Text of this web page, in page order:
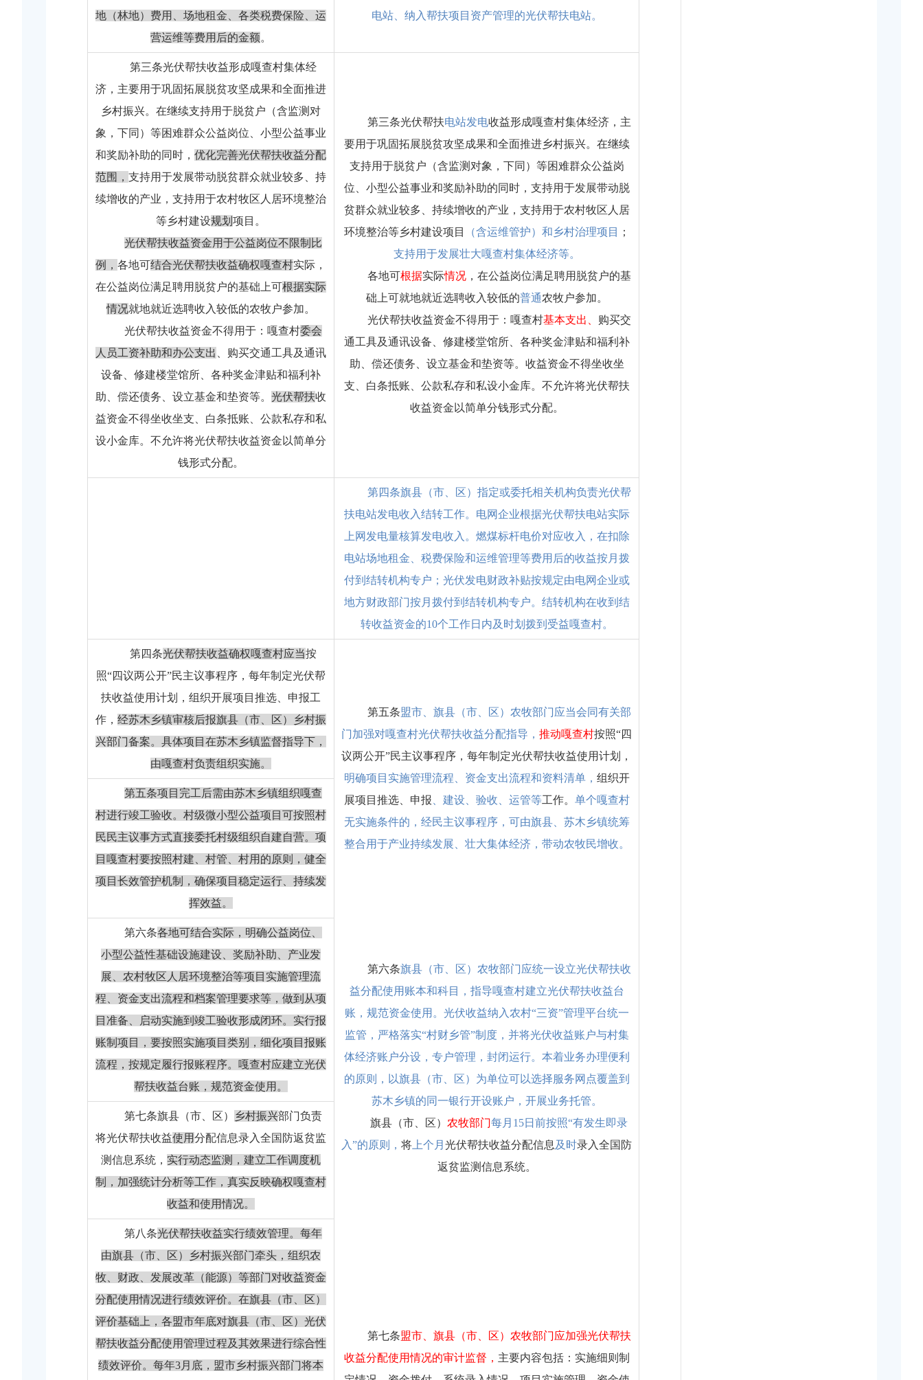
地（林地）费用、场地租金、各类税费保险、运
营运维等费用后的金额。
电站、纳入帮扶项目资产管理的光伏帮扶电站。
第三条光伏帮扶收益形成嘎查村集体经
济，主要用于巩固拓展脱贫攻坚成果和全面推进
乡村振兴。在继续支持用于脱贫户（含监测对
象，下同）等困难群众公益岗位、小型公益事业
和奖励补助的同时， 优化完善光伏帮扶收益分配
范围， 支持用于发展带动脱贫群众就业较多、持
续增收的产业，支持用于农村牧区人居环境整治
等乡村建设规划 项目。
光伏帮扶收益资金用于公益岗位不限制比
例， 各地可结合光伏帮扶收益确权嘎查村实际，
在公益岗位满足聘用脱贫户的基础上可根据实际
情况就地就近选聘收入较低的农牧户参加。
光伏帮扶收益资金不得用于：嘎查村委会
人员工资补助和办公支出
、购买交通工具及通讯
设备、修建楼堂馆所、各种奖金津贴和福利补
助、偿还债务、设立基金和垫资等。 光伏帮扶收
益资金不得坐收坐支、白条抵账、公款私存和私
设小金库。不允许将光伏帮扶收益资金以简单分
钱形式分配。
第三条光伏帮扶电站发电收益形成嘎查村集体经济，主
要用于巩固拓展脱贫攻坚成果和全面推进乡村振兴。在继续
支持用于脱贫户（含监测对象，下同）等困难群众公益岗
位、小型公益事业和奖励补助的同时，支持用于发展带动脱
贫群众就业较多、持续增收的产业，支持用于农村牧区人居
环境整治等乡村建设项目
（含运维管护）和乡村治理项目
；
支持用于发展壮大嘎查村集体经济等。
各地可根据实际情况，在公益岗位满足聘用脱贫户的基
础上可就地就近选聘收入较低的普通农牧户参加。
光伏帮扶收益资金不得用于：嘎查村基本支出
购买交
通工具及通讯设备、修建楼堂馆所、各种奖金津贴和福利补
助、偿还债务、设立基金和垫资等。收益资金不得坐收坐
支、白条抵账、公款私存和私设小金库。不允许将光伏帮扶
收益资金以简单分钱形式分配。
第四条旗县（市、区）指定或委托相关机构负责光伏帮
扶电站发电收入结转工作。电网企业根据光伏帮扶电站实际
上网发电量核算发电收入。燃煤标杆电价对应收入，在扣除
电站场地租金、税费保险和运维管理等费用后的收益按月拨
付到结转机构专户；光伏发电财政补贴按规定由电网企业或
地方财政部门按月拨付到结转机构专户。结转机构在收到结
转收益资金的10个工作日内及时划拨到受益嘎查村。
第四条光伏帮扶收益确权嘎查村应当按
照“四议两公开”民主议事程序，每年制定光伏帮
扶收益使用计划，组织开展项目推选、申报工
作， 经苏木乡镇审核后报旗县（市、区）乡村振
兴部门备案。具体项目在苏木乡镇监督指导下，
由嘎查村负责组织实施。
第五条盟市、旗县（市、区） 农牧部门应当会同有关部
门加强对嘎查村光伏帮扶收益分配指导 ， 推动嘎查村按照“四
议两公开”民主议事程序，每年制定光伏帮扶收益使用计划，
明确项目实施管理流程、资金支出流程和资料清单， 组织开
展项目推选、申报 、建设、验收、运管等工作。 单个嘎查村
无实施条件的，经民主议事程序，可由旗县、苏木乡镇统筹
整合用于产业持续发展、壮大集体经济，带动农牧民增收。
第五条项目完工后需由苏木乡镇组织嘎查
村进行竣工验收。村级微小型公益项目可按照村
民民主议事方式直接委托村级组织自建自营。项
目嘎查村要按照村建、村管、村用的原则，健全
项目长效管护机制，确保项目稳定运行、持续发
挥效益。
第六条各地可结合实际，明确公益岗位、
小型公益性基础设施建设、奖励补助、产业发
展、农村牧区人居环境整治等项目实施管理流
程、资金支出流程和档案管理要求等，做到从项
目准备、启动实施到竣工验收形成闭环。实行报
账制项目，要按照实施项目类别，细化项目报账
流程，按规定履行报账程序。嘎查村应建立光伏
帮扶收益台账，规范资金使用。
第六条旗县（市、区）农牧部门应统一设立光伏帮扶收
益分配使用账本和科目，指导嘎查村建立光伏帮扶收益台
账，规范资金使用。光伏收益纳入农村“三资”管理平台统一
监管，严格落实“村财乡管”制度，并将光伏收益账户与村集
体经济账户分设，专户管理，封闭运行。 本着业务办理便利
的原则，以旗县（市、区）为单位可以选择服务网点覆盖到
苏木乡镇的同一银行开设账户，开展业务托管。
旗县（市、区） 农牧部门每月 15日前按照“有发生即录
入”的原则， 将 上个月 光伏帮扶收益分配信息 及时录入全国防
返贫监测信息系统。
第七条旗县（市、区） 乡村振兴部门负责
将光伏帮扶收益使用分配信息录入全国防返贫监
测信息系统， 实行动态监测，建立工作调度机
制，加强统计分析等工作，真实反映确权嘎查村
收益和使用情况。
第八条光伏帮扶收益实行绩效管理。每年
由旗县（市、区）乡村振兴部门牵头，组织农
牧、财政、发展改革（能源）等部门对收益资金
分配使用情况进行绩效评价。在旗县（市、区）
评价基础上，各盟市年底对旗县（市、区）光伏
帮扶收益分配使用管理过程及其效果进行综合性
绩效评价。每年3月底，盟市乡村振兴部门将本
第七条盟市、旗县（市、区）农牧部门应加强光伏帮扶
收益分配使用情况的审计监督， 主要内容包括：实施细则制